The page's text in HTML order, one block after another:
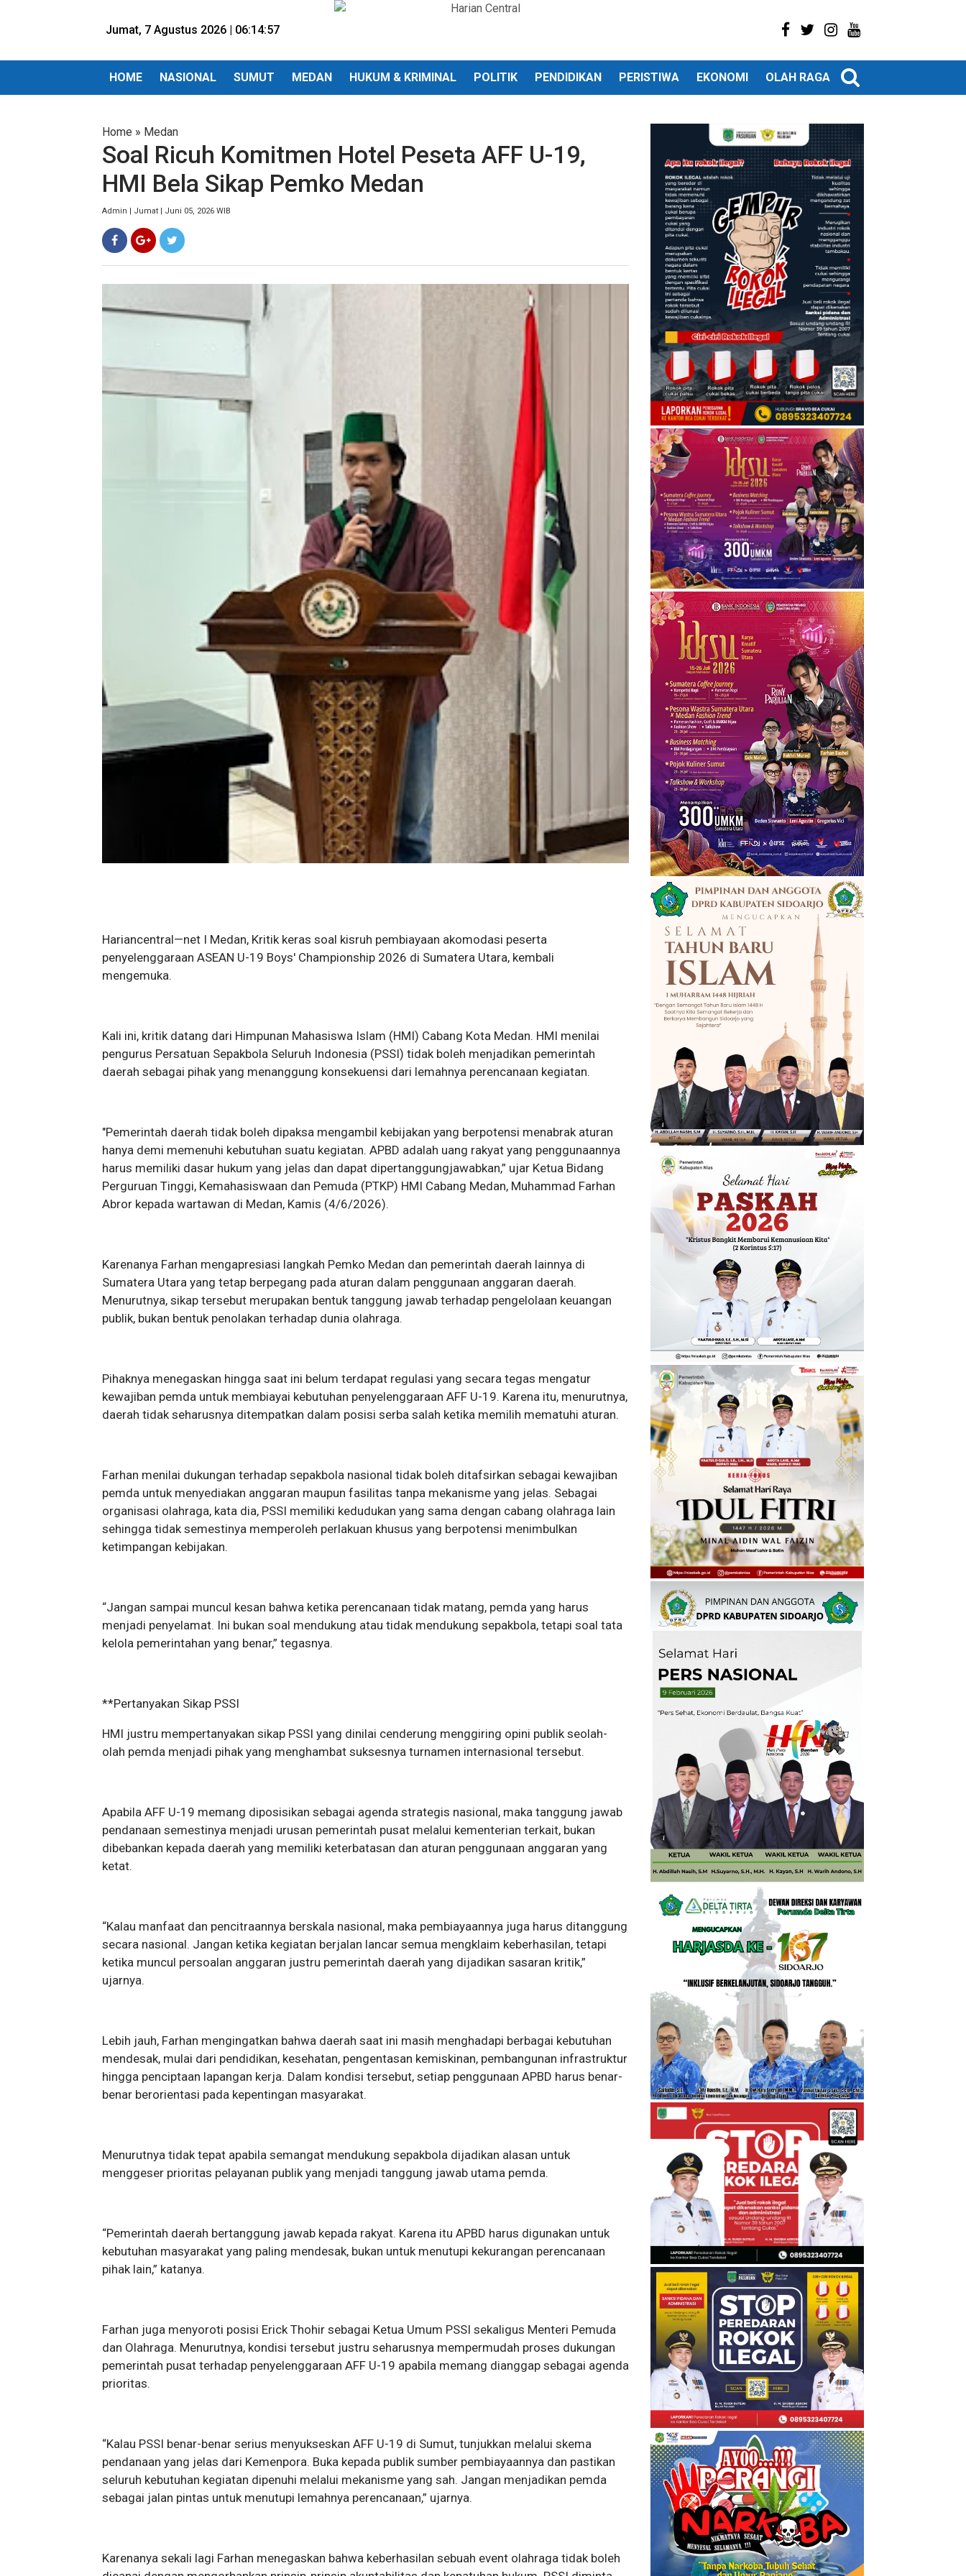
Jumat, 7 Agustus 2026 | 06:14:58
HOME NASIONAL SUMUT MEDAN HUKUM & KRIMINAL POLITIK PENDIDIKAN PERISTIWA EKONOMI OLAH RAGA
Home » Medan
Soal Ricuh Komitmen Hotel Peseta AFF U-19,
HMI Bela Sikap Pemko Medan
Admin | Jumat | Juni 05, 2026 WIB
Hariancentral—net I Medan, Kritik keras soal kisruh pembiayaan akomodasi peserta
penyelenggaraan ASEAN U-19 Boys' Championship 2026 di Sumatera Utara, kembali
mengemuka.
Kali ini, kritik datang dari Himpunan Mahasiswa Islam (HMI) Cabang Kota Medan. HMI menilai
pengurus Persatuan Sepakbola Seluruh Indonesia (PSSI) tidak boleh menjadikan pemerintah
daerah sebagai pihak yang menanggung konsekuensi dari lemahnya perencanaan kegiatan.
"Pemerintah daerah tidak boleh dipaksa mengambil kebijakan yang berpotensi menabrak aturan
hanya demi memenuhi kebutuhan suatu kegiatan. APBD adalah uang rakyat yang penggunaannya
harus memiliki dasar hukum yang jelas dan dapat dipertanggungjawabkan,” ujar Ketua Bidang
Perguruan Tinggi, Kemahasiswaan dan Pemuda (PTKP) HMI Cabang Medan, Muhammad Farhan
Abror kepada wartawan di Medan, Kamis (4/6/2026).
Karenanya Farhan mengapresiasi langkah Pemko Medan dan pemerintah daerah lainnya di
Sumatera Utara yang tetap berpegang pada aturan dalam penggunaan anggaran daerah.
Menurutnya, sikap tersebut merupakan bentuk tanggung jawab terhadap pengelolaan keuangan
publik, bukan bentuk penolakan terhadap dunia olahraga.
Pihaknya menegaskan hingga saat ini belum terdapat regulasi yang secara tegas mengatur
kewajiban pemda untuk membiayai kebutuhan penyelenggaraan AFF U-19. Karena itu, menurutnya,
daerah tidak seharusnya ditempatkan dalam posisi serba salah ketika memilih mematuhi aturan.
Farhan menilai dukungan terhadap sepakbola nasional tidak boleh ditafsirkan sebagai kewajiban
pemda untuk menyediakan anggaran maupun fasilitas tanpa mekanisme yang jelas. Sebagai
organisasi olahraga, kata dia, PSSI memiliki kedudukan yang sama dengan cabang olahraga lain
sehingga tidak semestinya memperoleh perlakuan khusus yang berpotensi menimbulkan
ketimpangan kebijakan.
“Jangan sampai muncul kesan bahwa ketika perencanaan tidak matang, pemda yang harus
menjadi penyelamat. Ini bukan soal mendukung atau tidak mendukung sepakbola, tetapi soal tata
kelola pemerintahan yang benar,” tegasnya.
**Pertanyakan Sikap PSSI
HMI justru mempertanyakan sikap PSSI yang dinilai cenderung menggiring opini publik seolah-
olah pemda menjadi pihak yang menghambat suksesnya turnamen internasional tersebut.
Apabila AFF U-19 memang diposisikan sebagai agenda strategis nasional, maka tanggung jawab
pendanaan semestinya menjadi urusan pemerintah pusat melalui kementerian terkait, bukan
dibebankan kepada daerah yang memiliki keterbatasan dan aturan penggunaan anggaran yang
ketat.
“Kalau manfaat dan pencitraannya berskala nasional, maka pembiayaannya juga harus ditanggung
secara nasional. Jangan ketika kegiatan berjalan lancar semua mengklaim keberhasilan, tetapi
ketika muncul persoalan anggaran justru pemerintah daerah yang dijadikan sasaran kritik,”
ujarnya.
Lebih jauh, Farhan mengingatkan bahwa daerah saat ini masih menghadapi berbagai kebutuhan
mendesak, mulai dari pendidikan, kesehatan, pengentasan kemiskinan, pembangunan infrastruktur
hingga penciptaan lapangan kerja. Dalam kondisi tersebut, setiap penggunaan APBD harus benar-
benar berorientasi pada kepentingan masyarakat.
Menurutnya tidak tepat apabila semangat mendukung sepakbola dijadikan alasan untuk
menggeser prioritas pelayanan publik yang menjadi tanggung jawab utama pemda.
“Pemerintah daerah bertanggung jawab kepada rakyat. Karena itu APBD harus digunakan untuk
kebutuhan masyarakat yang paling mendesak, bukan untuk menutupi kekurangan perencanaan
pihak lain,” katanya.
Farhan juga menyoroti posisi Erick Thohir sebagai Ketua Umum PSSI sekaligus Menteri Pemuda
dan Olahraga. Menurutnya, kondisi tersebut justru seharusnya mempermudah proses dukungan
pemerintah pusat terhadap penyelenggaraan AFF U-19 apabila memang dianggap sebagai agenda
prioritas.
“Kalau PSSI benar-benar serius menyukseskan AFF U-19 di Sumut, tunjukkan melalui skema
pendanaan yang jelas dari Kemenpora. Buka kepada publik sumber pembiayaannya dan pastikan
seluruh kebutuhan kegiatan dipenuhi melalui mekanisme yang sah. Jangan menjadikan pemda
sebagai jalan pintas untuk menutupi lemahnya perencanaan,” ujarnya.
Karenanya sekali lagi Farhan menegaskan bahwa keberhasilan sebuah event olahraga tidak boleh